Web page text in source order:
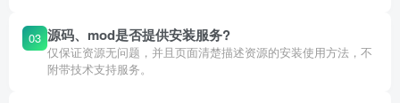
03 源码、mod是否提供安装服务?
仅保证资源无问题，并且页面清楚描述资源的安装使用方法，不
附带技术支持服务。